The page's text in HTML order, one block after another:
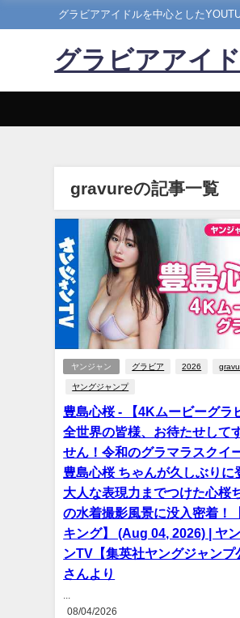
グラビアアイドルを中心とした
グラビアアイ
gravureの記事一覧
ヤンジャン グラビア 2026
ヤングジャンプ
豊島心桜 - 【4Kムービーグラ
全世界の皆様、お待たせして
せん！令和のグラマラスクイ
豊島心桜 ちゃんが久しぶりに
大人な表現力までつけた心桜
の水着撮影風景に没入密着！
キング】 (Aug 04, 2026) | ヤ
ンTV【集英社ヤングジャンプ
さんより
08/04/2026